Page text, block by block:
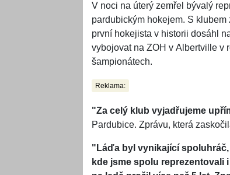
V noci na úterý zemřel bývalý
pardubickým hokejem. S
první hokejista v historii dosáhl
vybojovat na ZOH v Albertville v
šampionátech.
Reklama:
"Za celý klub vyjadřujeme
Pardubice. Zprávu, která
"Láďa byl vynikající
kde jsme spolu reprezentovali